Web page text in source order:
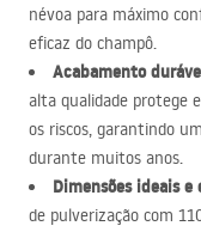
névoa para máximo
eficaz do champô.
Acabamento
alta qualidade protege
os riscos, garantindo
durante muitos anos.
Dimensões ideais e
de pulverização com